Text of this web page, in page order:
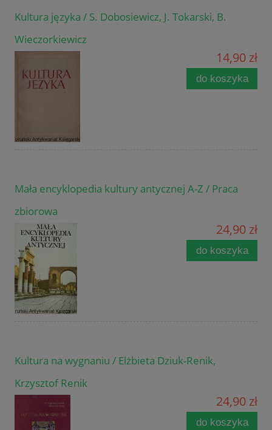
Kultura języka / S. Dobosiewicz, J. Tokarski, B.
Wieczorkiewicz
14,90 zł
do koszyka
Mała encyklopedia kultury antycznej A-Z / Praca
zbiorowa
24,90 zł
do koszyka
Kultura na wygnaniu / Elżbieta Dziuk-Renik,
Krzysztof Renik
24,90 zł
do koszyka